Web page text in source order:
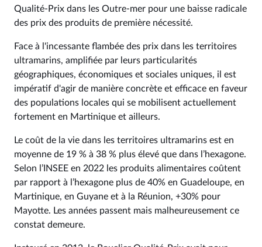
Qualité-Prix dans les Outre-mer pour une baisse radicale
des prix des produits de première nécessité.
Face à l'incessante flambée des prix dans les territoires
ultramarins, amplifiée par leurs particularités
géographiques, économiques et sociales uniques, il est
impératif d'agir de manière concrète et efficace en faveur
des populations locales qui se mobilisent actuellement
fortement en Martinique et ailleurs.
Le coût de la vie dans les territoires ultramarins est en
moyenne de 19 % à 38 % plus élevé que dans l’hexagone.
Selon l’INSEE en 2022 les produits alimentaires coûtent
par rapport à l’hexagone plus de 40% en Guadeloupe, en
Martinique, en Guyane et à la Réunion, +30% pour
Mayotte. Les années passent mais malheureusement ce
constat demeure.